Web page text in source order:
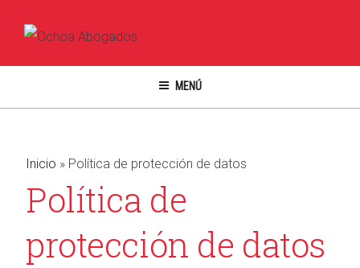
contenido
MENÚ
Inicio » Política de protección de datos
Política de
protección de datos